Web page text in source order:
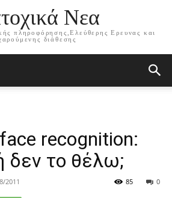
Νεα
πληροφόρησης,Ελεύθερης Ερευνας και
διάθεσης
recognition:
δεν το θέλω;
2011 0
85